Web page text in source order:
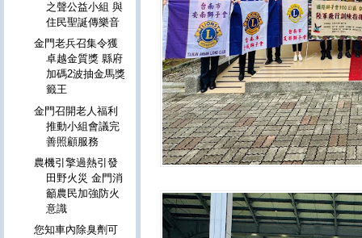
之聲公益小組 與
住民聖誕傳樂音
金門老兵召集令獲
卓越金質獎 縣府
加碼2波抽金馬獎
籤王
金門召開老人福利
推動小組會議完
善照顧服務
農機引擎過熱引發
田野火災 金門消
籲農民加強防火
意識
您知車內除臭劑可